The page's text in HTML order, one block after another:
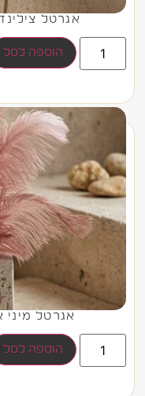
אגרטל
הוספה לסל
אגרטל מיני
הוספה לסל